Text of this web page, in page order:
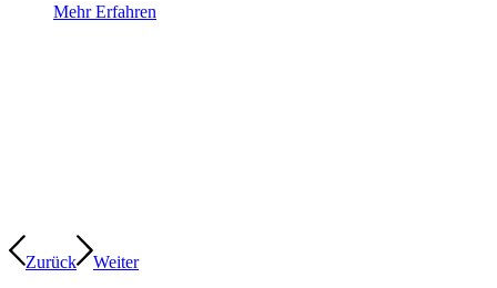
Mehr Erfahren
Zurück Weiter